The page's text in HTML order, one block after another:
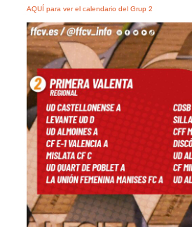
AQUÍ para ver el calendario del Grup 2